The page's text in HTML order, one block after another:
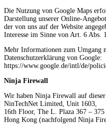
Die Nutzung von Google Maps
Darstellung unserer Online-
der von uns auf der Website
Interesse im Sinne von Art. 6 Abs.
Mehr Informationen zum Umgang
Datenschutzerklärung von Google:
https://www.google.de/intl/de/
Ninja Firewall
Wir haben Ninja Firewall auf
NinTechNet Limited, Unit 1603,
16th Floor, The L. Plaza 367 – 375
Hong Kong (nachfolgend Ninja